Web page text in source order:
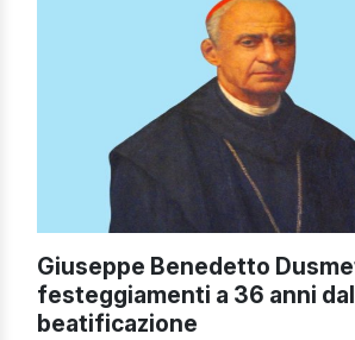
Giuseppe Benedetto
festeggiamenti a 36 anni
beatificazione